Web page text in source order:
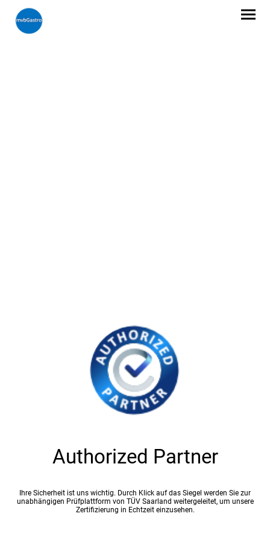
Authorized Partner
Ihre Sicherheit ist uns wichtig. Durch Klick auf das Siegel werden Sie zur
unabhängigen Prüfplattform von TÜV Saarland weitergeleitet, um unsere
Zertifizierung in Echtzeit einzusehen.